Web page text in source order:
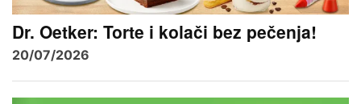
Dr. Oetker: Torte i kolači bez pečenja!
20/07/2026